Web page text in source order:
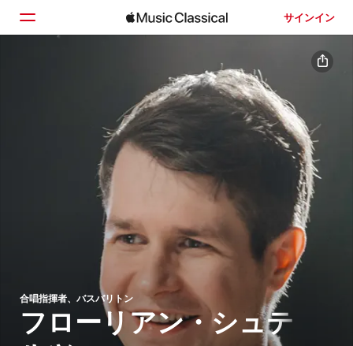
サインイン
合唱指揮者、バスバリトン
フローリアン・シュテ